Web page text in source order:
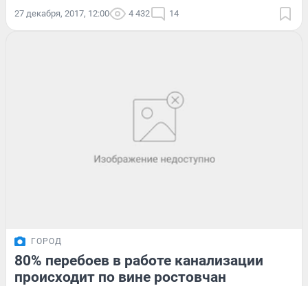
27 декабря, 2017, 12:00 4 432 14
ГОРОД
80% перебоев в работе канализации
происходит по вине ростовчан